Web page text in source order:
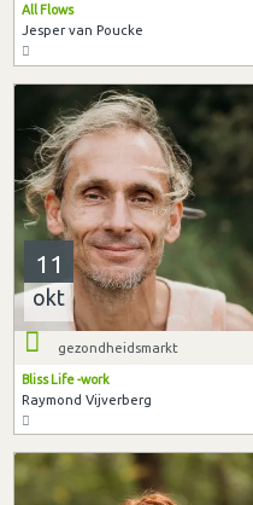
All Flows
Jesper van Poucke
11
okt
gezondheidsmarkt
Bliss Life -work
Raymond Vijverberg